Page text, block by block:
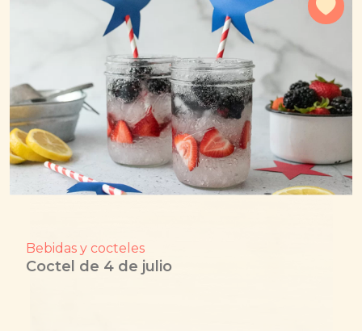
Bebidas y cocteles
Coctel de 4 de julio